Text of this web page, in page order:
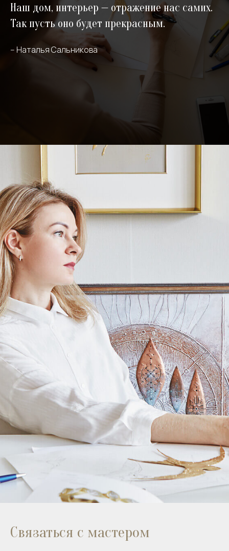
Наш дом, интерьер — отражение нас самих.
Так пусть оно будет прекрасным.
-- Наталья Сальникова
Связаться с мастером